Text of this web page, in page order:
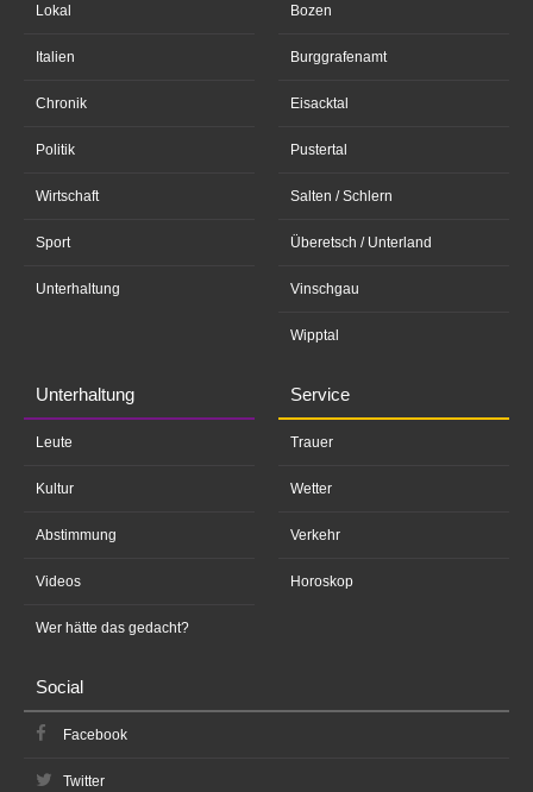
Lokal
Italien
Chronik
Politik
Wirtschaft
Sport
Unterhaltung
Bozen
Burggrafenamt
Eisacktal
Pustertal
Salten / Schlern
Überetsch / Unterland
Vinschgau
Wipptal
Unterhaltung
Leute
Kultur
Abstimmung
Videos
Wer hätte das gedacht?
Service
Trauer
Wetter
Verkehr
Horoskop
Social
Facebook
Twitter